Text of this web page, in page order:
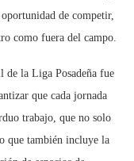
de competir,
como fuera del campo.
la Liga Posadeña fue
que cada jornada
trabajo, que no solo
que también incluye la